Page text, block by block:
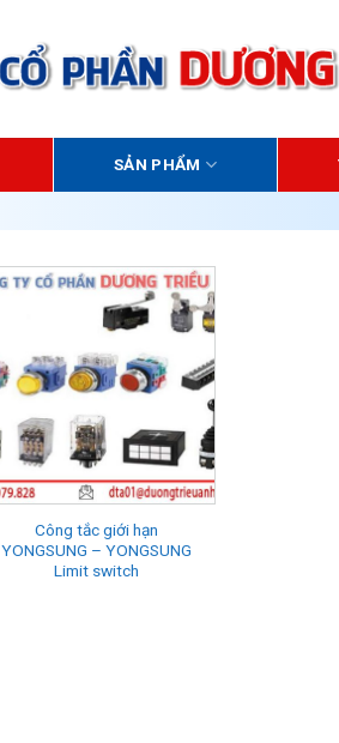
SẢN PHẨM
Công tắc giới hạn
YONGSUNG – YONGSUNG
Limit switch